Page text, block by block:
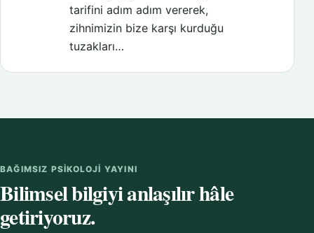
tarifini adım adım vererek,
zihnimizin bize karşı kurduğu
tuzakları…
BAĞIMSIZ PSIKOLOJI YAYINI
Bilimsel bilgiyi anlaşılır hâle
getiriyoruz.